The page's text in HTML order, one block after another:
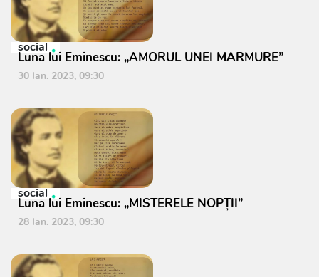
social
Luna lui Eminescu: „AMORUL UNEI MARMURE”
30 Ian. 2023, 09:30
social
Luna lui Eminescu: „MISTERELE NOPŢII”
28 Ian. 2023, 09:30